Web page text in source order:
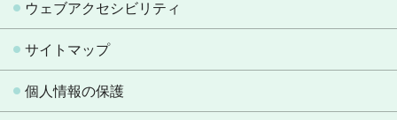
ウェブアクセシビリティ
サイトマップ
個人情報の保護